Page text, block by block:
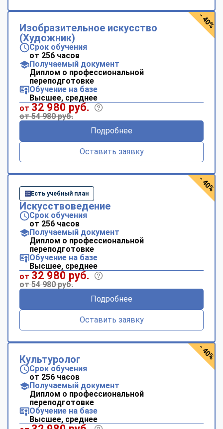
Изобразительное искусство
(Художник)
Срок обучения
от 256 часов
Получаемый документ
Диплом о профессиональной
переподготовке
Обучение на базе
Высшее, среднее
от 32 980 руб.
от 54 980 руб.
Подробнее
Оставить заявку
- 40%
Есть учебный план
Искусствоведение
Срок обучения
от 256 часов
Получаемый документ
Диплом о профессиональной
переподготовке
Обучение на базе
Высшее, среднее
от 32 980 руб.
от 54 980 руб.
Подробнее
Оставить заявку
- 40%
Культуролог
Срок обучения
от 256 часов
Получаемый документ
Диплом о профессиональной
переподготовке
Обучение на базе
Высшее, среднее
- 40%